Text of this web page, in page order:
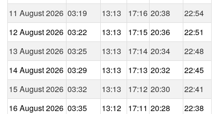
11 August 2026 03:19 13:13 17:16 20:38
22:54
12 August 2026 03:22 13:13 17:15 20:36
22:51
13 August 2026 03:25 13:13 17:14 20:34
22:48
14 August 2026 03:29 13:13 17:13 20:32
22:45
15 August 2026 03:32 13:13 17:12 20:30
22:41
16 August 2026 03:35 13:12 17:11 20:28
22:38